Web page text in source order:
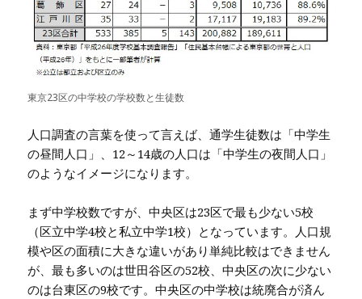
東京23区の中学校の学校数と生徒数
人口調査の言葉を使って言えば、通学生徒数は「中学生
の昼間人口」、12～14歳の人口は「中学生の夜間人口」
のようなイメージになります。
まず中学校数ですが、中央区は23区で最も少ない5校
（区立中学4校と私立中学1校）となっています。人口規
模や区の面積に大きな違いがあり単純比較はできません
が、最も多いのは世田谷区の52校、中央区の次に少ない
のは台東区の9校です。中央区の中学校は統廃合が済ん